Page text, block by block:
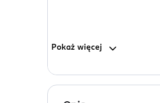
Pokaż więcej